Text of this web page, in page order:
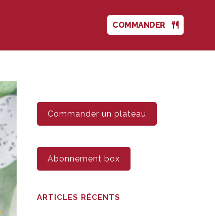
COMMANDER
Commander un plateau
Abonnement box
ARTICLES RÉCENTS